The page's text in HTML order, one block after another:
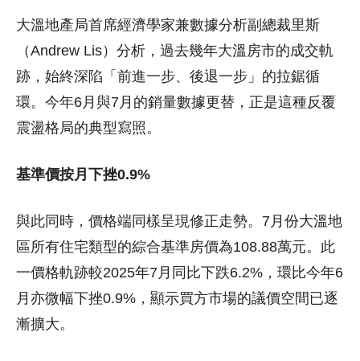
大溫地產局首席經濟學家兼數據分析副總裁里斯
（Andrew Lis）分析，過去幾年大溫房市的成交軌
跡，始終深陷「前進一步、後退一步」的拉鋸循
環。今年6月與7月的銷量數據更替，正是這種反覆
震盪格局的典型寫照。
基準價按月下挫0.9%
與此同時，價格端同樣呈現修正走勢。7月份大溫地
區所有住宅類型的綜合基準房價為108.88萬元。此
一價格軌跡較2025年7月同比下跌6.2%，環比今年6
月亦微幅下挫0.9%，顯示買方市場的議價空間已逐
漸擴大。